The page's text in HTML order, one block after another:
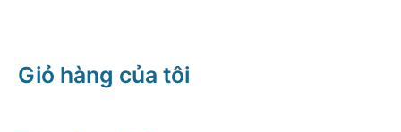
Giỏ hàng của tôi